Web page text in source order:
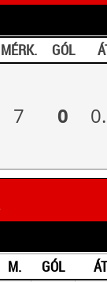
MÉRK. GÓL
7 0
M. GÓL